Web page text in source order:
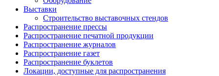
Выставки
Строительство выставочных стендов
Распространение прессы
Распространение печатной продукции
Распространение журналов
Распространение газет
Распространение буклетов
Локации, доступные для распространения